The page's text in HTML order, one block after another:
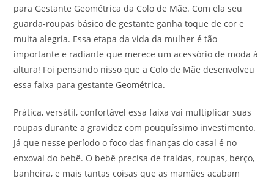
para Gestante Geométrica da Colo de Mãe. Com ela seu
guarda-roupas básico de gestante ganha toque de cor e
muita alegria. Essa etapa da vida da mulher é tão
importante e radiante que merece um acessório de moda à
altura! Foi pensando nisso que a Colo de Mãe desenvolveu
essa faixa para gestante Geométrica.
Prática, versátil, confortável essa faixa vai multiplicar suas
roupas durante a gravidez com pouquíssimo investimento.
Já que nesse período o foco das finanças do casal é no
enxoval do bebê. O bebê precisa de fraldas, roupas, berço,
banheira, e mais tantas coisas que as mamães acabam